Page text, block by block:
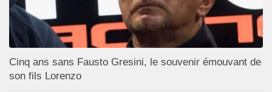
Cinq ans sans Fausto Gresini, le souvenir émouvant de
son fils Lorenzo